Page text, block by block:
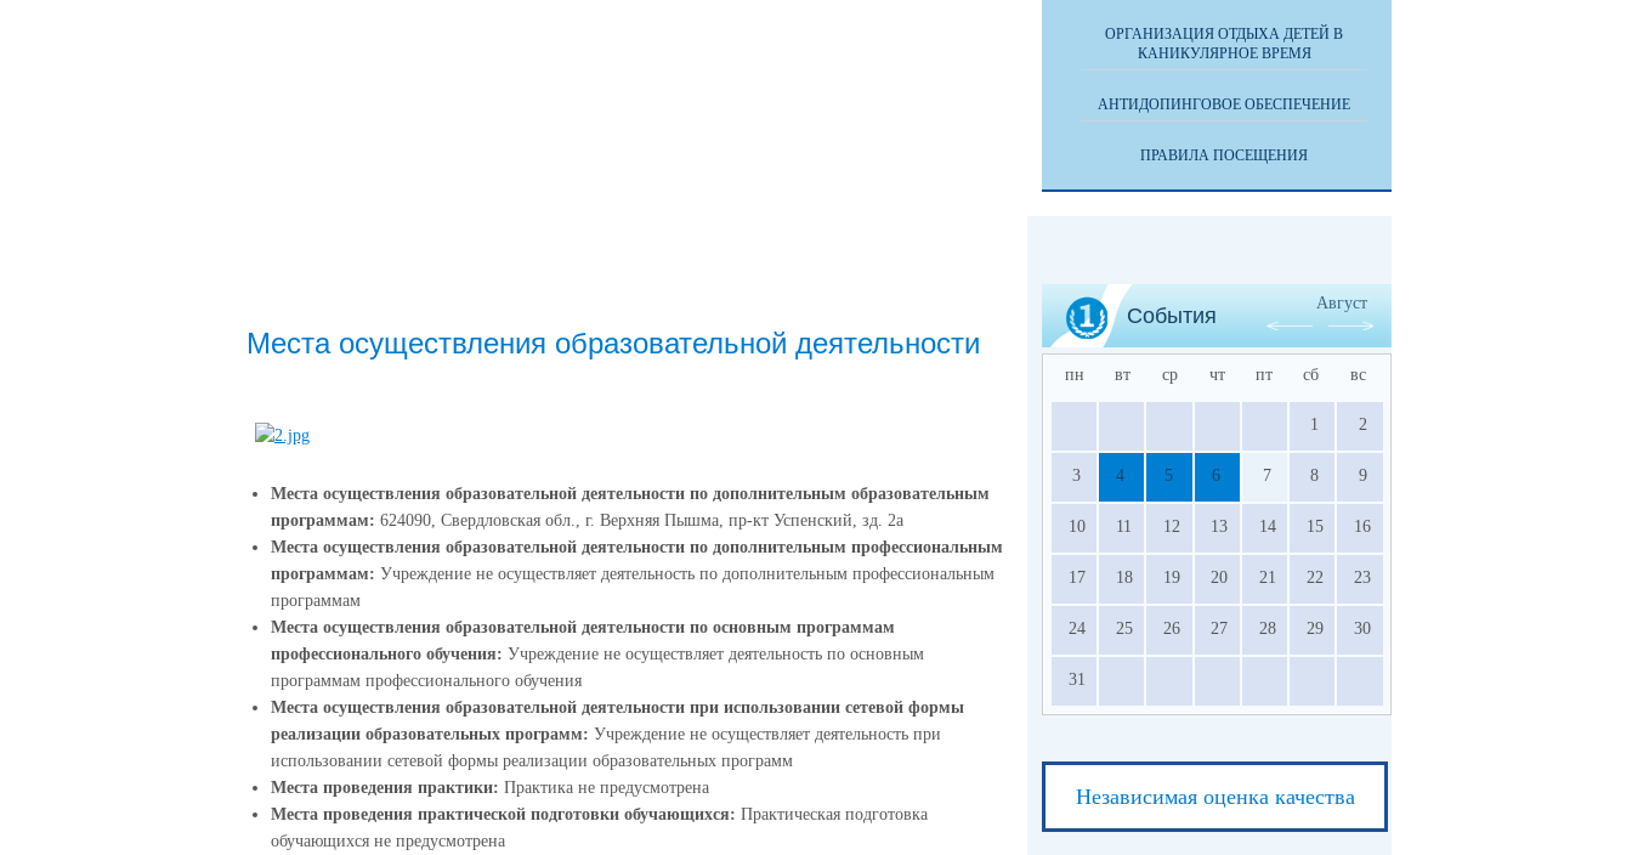
Места осуществления образовательной деятельности
Места осуществления образовательной деятельности по дополнительным образовательным
программам: 624090, Свердловская обл., г. Верхняя Пышма, пр-кт Успенский, зд. 2а
Места осуществления образовательной деятельности по дополнительным профессиональным
программам: Учреждение не осуществляет деятельность по дополнительным профессиональным
программам
Места осуществления образовательной деятельности по основным программам
профессионального обучения: Учреждение не осуществляет деятельность по основным
программам профессионального обучения
Места осуществления образовательной деятельности при использовании сетевой формы
реализации образовательных программ: Учреждение не осуществляет деятельность при
использовании сетевой формы реализации образовательных программ
Места проведения практики: Практика не предусмотрена
Места проведения практической подготовки обучающихся: Практическая подготовка
обучающихся не предусмотрена
ОРГАНИЗАЦИЯ ОТДЫХА ДЕТЕЙ В
КАНИКУЛЯРНОЕ ВРЕМЯ
АНТИДОПИНГОВОЕ ОБЕСПЕЧЕНИЕ
ПРАВИЛА ПОСЕЩЕНИЯ
События
Август
пн вт ср чт пт сб вс
1 2
3 4 5 6 7 8 9
10 11 12 13 14 15 16
17 18 19 20 21 22 23
24 25 26 27 28 29 30
31
Независимая оценка качества